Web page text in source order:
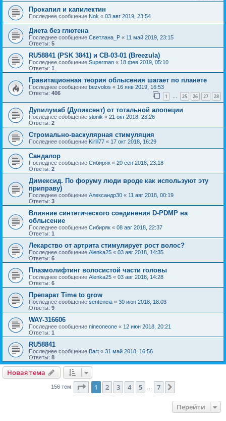
Прокапил и капилектин
Последнее сообщение Nok « 03 авг 2019, 23:54
Диета без глютена
Последнее сообщение Светлана_P « 11 май 2019, 23:15
Ответы: 5
RU58841 (PSK 3841) и CB-03-01 (Breezula)
Последнее сообщение Superman « 18 фев 2019, 05:10
Ответы: 1
Гравитационная теория облысения шагает по планете
Последнее сообщение bezvolos « 16 янв 2019, 16:53
Ответы: 406 1 … 25 26 27 28
Дупилумаб (Дупиксент) от тотальной алопеции
Последнее сообщение slonik « 21 окт 2018, 23:26
Ответы: 2
Стромально-васкулярная стимуляция
Последнее сообщение Kirill77 « 17 окт 2018, 16:29
Сандалор
Последнее сообщение Сибиряк « 20 сен 2018, 23:18
Ответы: 2
Димексид. По форуму люди вроде как используют эту
приправу)
Последнее сообщение Александр30 « 11 авг 2018, 00:19
Ответы: 3
Влияние синтетического соединения D-PDMP на
облысение
Последнее сообщение Сибиряк « 08 авг 2018, 22:37
Ответы: 1
Лекарство от артрита стимулирует рост волос?
Последнее сообщение Alenka25 « 03 авг 2018, 14:35
Ответы: 6
Плазмолифтинг волосистой части головы
Последнее сообщение Alenka25 « 03 авг 2018, 14:28
Ответы: 6
Препарат Time to grow
Последнее сообщение sentencia « 30 июн 2018, 18:03
Ответы: 9
WAY-316606
Последнее сообщение nineoneone « 12 июн 2018, 20:21
Ответы: 1
RU58841
Последнее сообщение Bart « 31 май 2018, 16:56
Ответы: 8
Новая тема
156 тем Страница из
1 2 3 4 5 7
Перейти